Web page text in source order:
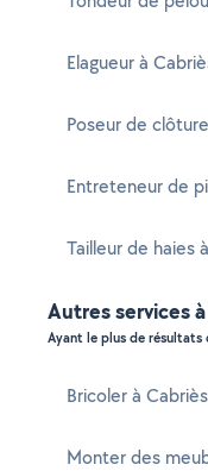
Elagueur à
Poseur de
Entreteneur de
Tailleur de haies
Autres services
Ayant le plus de
Bricoler à Cabriès
Monter des